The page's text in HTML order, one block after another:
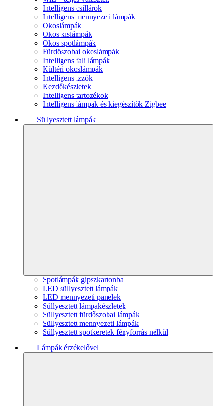
Intelligens csillárok
Intelligens mennyezeti lámpák
Okoslámpák
Okos kislámpák
Okos spotlámpák
Fürdőszobai okoslámpák
Intelligens fali lámpák
Kültéri okoslámpák
Intelligens izzók
Kezdőkészletek
Intelligens tartozékok
Intelligens lámpák és kiegészítők Zigbee
Süllyesztett lámpák
Spotlámpák gipszkartonba
LED süllyesztett lámpák
LED mennyezeti panelek
Süllyesztett lámpakészletek
Süllyesztett fürdőszobai lámpák
Süllyesztett mennyezeti lámpák
Süllyesztett spotkeretek fényforrás nélkül
Lámpák érzékelővel